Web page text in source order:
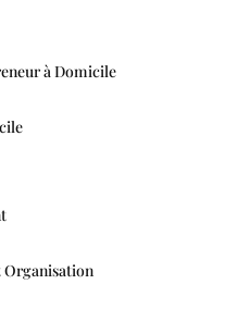
à Domicile
Organisation